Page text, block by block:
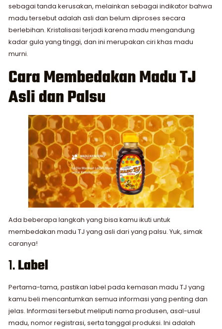
sebagai tanda kerusakan, melainkan sebagai indikator bahwa
madu tersebut adalah asli dan belum diproses secara
berlebihan. Kristalisasi terjadi karena madu mengandung
kadar gula yang tinggi, dan ini merupakan ciri khas madu
murni.
Cara Membedakan Madu TJ
Asli dan Palsu
Ada beberapa langkah yang bisa kamu ikuti untuk
membedakan madu TJ yang asli dari yang palsu. Yuk, simak
caranya!
1.Label
Pertama-tama, pastikan label pada kemasan madu TJ yang
kamu beli mencantumkan semua informasi yang penting dan
jelas. Informasi tersebut meliputi nama produsen, asal-usul
madu, nomor registrasi, serta tanggal produksi. Ini adalah